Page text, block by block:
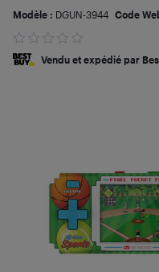
Modèle : DGUN-3944 Code
Vendu et expédié par